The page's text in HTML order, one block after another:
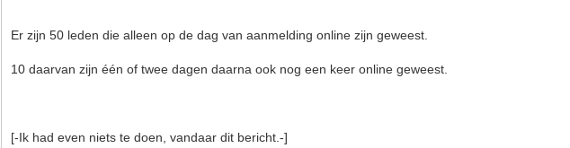
Er zijn 50 leden die alleen op de dag van aanmelding online zijn geweest.
10 daarvan zijn één of twee dagen daarna ook nog een keer online geweest.
[-Ik had even niets te doen, vandaar dit bericht.-]